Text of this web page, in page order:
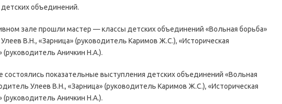
объединений.
зале прошли мастер — классы детских объединений «Вольная борьба»
В.Н., «Зарница» (руководитель Каримов Ж.С.), «Историческая
(руководитель Аничкин Н.А.).
состоялись показательные выступления детских объединений «Вольная
Улеев В.Н., «Зарница» (руководитель Каримов Ж.С.), «Историческая
(руководитель Аничкин Н.А.).